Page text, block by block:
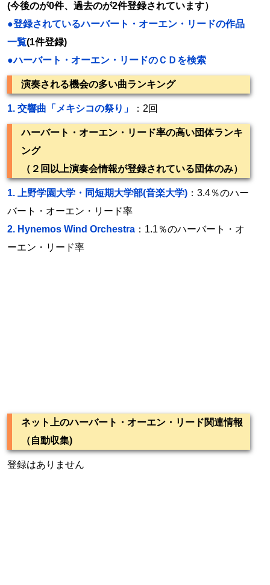
(今後のが0件、過去のが2件登録されています）
●登録されているハーバート・オーエン・リードの作品
一覧(1件登録)
●ハーバート・オーエン・リードのＣＤを検索
演奏される機会の多い曲ランキング
1. 交響曲「メキシコの祭り」 ：2回
ハーバート・オーエン・リード率の高い団体ランキ
ング
（２回以上演奏会情報が登録されている団体のみ）
1. 上野学園大学・同短期大学部(音楽大学) ：3.4％のハー
バート・オーエン・リード率
2. Hynemos Wind Orchestra ：1.1％のハーバート・オ
ーエン・リード率
ネット上のハーバート・オーエン・リード関連情報
（自動収集)
登録はありません